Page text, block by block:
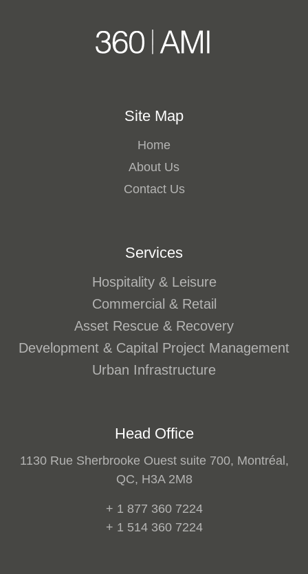
Site Map
Home
About Us
Contact Us
Services
Hospitality & Leisure
Commercial & Retail
Asset Rescue & Recovery
Development & Capital Project Management
Urban Infrastructure
Head Office
1130 Rue Sherbrooke Ouest suite 700, Montréal,
QC, H3A 2M8
+ 1 877 360 7224
+ 1 514 360 7224